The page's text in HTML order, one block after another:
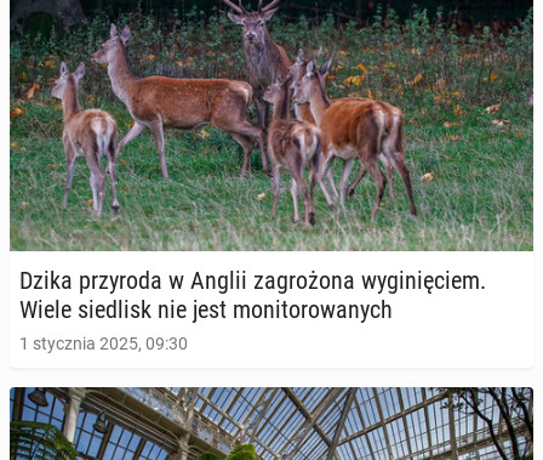
Dzika przy­ro­da w Anglii za­gro­żo­na wy­gi­nię­ciem.
Wiele sie­dlisk nie jest mo­ni­to­ro­wa­nych
1 stycznia 2025, 09:30